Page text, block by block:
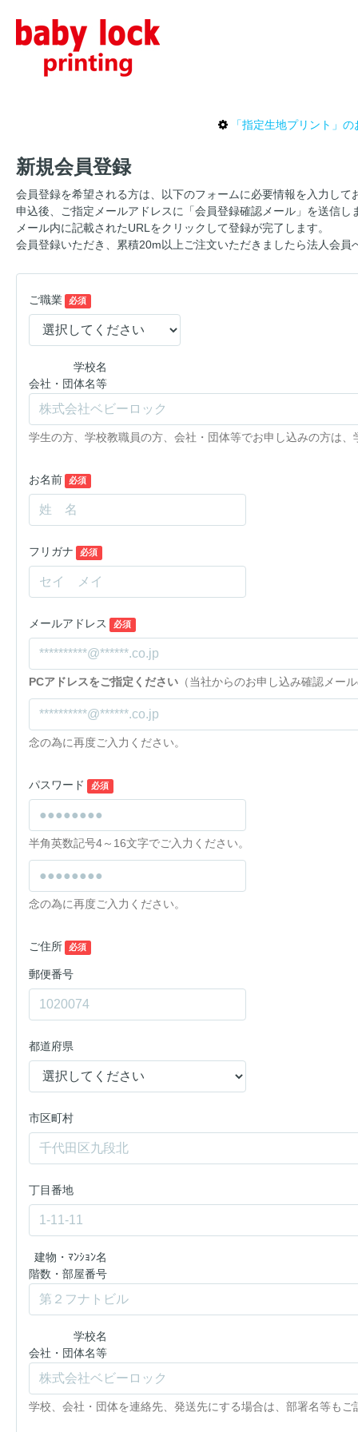
「指定生地プリント」
新規会員登録
会員登録を希望される方は、以下のフォームに必要情報を入力して
申込後、ご指定メールアドレスに「会員登録確認メール」を送信し
メール内に記載されたURLをクリックして登録が完了します。
会員登録いただき、累積20m以上ご注文いただきましたら法人会
ご職業 必須
学校名
会社・団体名等
学生の方、学校教職員の方、会社・団体等でお申し込みの方は
お名前 必須
フリガナ 必須
メールアドレス 必須
PCアドレスをご指定ください （当社からのお申し込み確認メー
念の為に再度ご入力ください。
パスワード 必須
半角英数記号4～16文字でご入力ください。
念の為に再度ご入力ください。
ご住所 必須
郵便番号
都道府県
市区町村
丁目番地
建物・ﾏﾝｼｮﾝ名
階数・部屋番号
学校名
会社・団体名等
学校、会社・団体を連絡先、発送先にする場合は、部署名等もご